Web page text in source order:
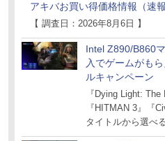
アキバお買い得価格情報（速報
【 調査日：2026年8月6日 】
Intel Z890/B860
入でゲームがも
ルキャンペーン
『Dying Light: The
『HITMAN 3』『
タイトルから選べ